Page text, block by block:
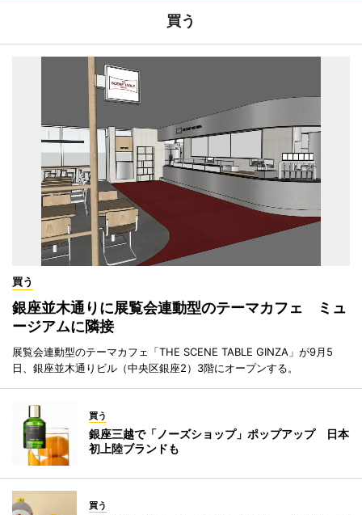
買う
買う
銀座並木通りに展覧会連動型のテーマカフェ ミュ
ージアムに隣接
展覧会連動型のテーマカフェ「THE SCENE TABLE GINZA」が9月5
日、銀座並木通りビル（中央区銀座2）3階にオープンする。
買う
銀座三越で「ノーズショップ」ポップアップ 日本
初上陸ブランドも
買う